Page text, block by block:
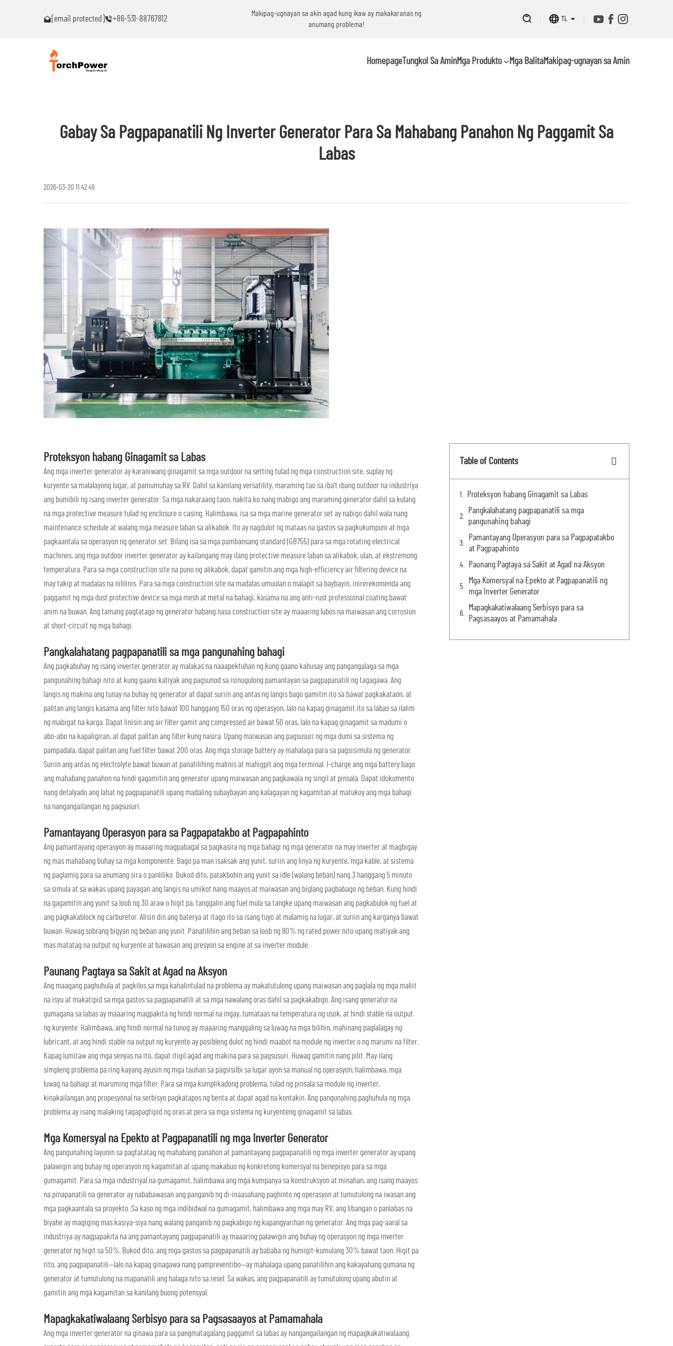
[email protected] +86-531-88767812
Makipag-ugnayan sa akin agad kung ikaw ay makakaranas ng
Makipag-ugnayan sa akin agad kung ikaw ay makakaranas ng
anumang problema!
TL
HomepageTungkol Sa AminMga Produkto Mga BalitaMakipag-ugnayan sa Amin
Gabay Sa Pagpapanatili Ng Inverter Generator Para Sa Mahabang Panahon Ng Paggamit Sa
Labas
2026-03-20 11:42:49
Proteksyon habang Ginagamit sa Labas
Ang mga inverter generator ay karaniwang ginagamit sa mga outdoor na setting tulad ng mga construction site, suplay ng
kuryente sa malalayong lugar, at pamumuhay sa RV. Dahil sa kanilang versatility, maraming tao sa iba't ibang outdoor na industriya
ang bumibili ng isang inverter generator. Sa mga nakaraang taon, nakita ko nang mabigo ang maraming generator dahil sa kulang
na mga protective measure tulad ng enclosure o casing. Halimbawa, isa sa mga marine generator set ay nabigo dahil wala nang
maintenance schedule at walang mga measure laban sa alikabok. Ito ay nagdulot ng mataas na gastos sa pagkukumpuni at mga
pagkaantala sa operasyon ng generator set. Bilang isa sa mga pambansang standard (GB755) para sa mga rotating electrical
machines, ang mga outdoor inverter generator ay kailangang may ilang protective measure laban sa alikabok, ulan, at ekstremong
temperatura. Para sa mga construction site na puno ng alikabok, dapat gamitin ang mga high-efficiency air filtering device na
may takip at madalas na nililinis. Para sa mga construction site na madalas umuulan o malapit sa baybayin, inirerekomenda ang
paggamit ng mga dust protective device sa mga mesh at metal na bahagi, kasama na ang anti-rust professional coating bawat
anim na buwan. Ang tamang pagtatago ng generator habang nasa construction site ay maaaring lubos na maiwasan ang corrosion
at short-circuit ng mga bahagi.
Pangkalahatang pagpapanatili sa mga pangunahing bahagi
Ang pagkabuhay ng isang inverter generator ay malakas na naaapektuhan ng kung gaano kahusay ang pangangalaga sa mga
pangunahing bahagi nito at kung gaano katiyak ang pagsunod sa isinugulong pamantayan sa pagpapanatili ng tagagawa. Ang
langis ng makina ang tunay na buhay ng generator at dapat suriin ang antas ng langis bago gamitin ito sa bawat pagkakataon, at
palitan ang langis kasama ang filter nito bawat 100 hanggang 150 oras ng operasyon, lalo na kapag ginagamit ito sa labas sa ilalim
ng mabigat na karga. Dapat linisin ang air filter gamit ang compressed air bawat 50 oras, lalo na kapag ginagamit sa madumi o
abo-abo na kapaligiran, at dapat palitan ang filter kung nasira. Upang maiwasan ang pagsusuri ng mga dumi sa sistema ng
pampadala, dapat palitan ang fuel filter bawat 200 oras. Ang mga storage battery ay mahalaga para sa pagsisimula ng generator.
Suriin ang antas ng electrolyte bawat buwan at panatilihing malinis at mahigpit ang mga terminal. I-charge ang mga battery bago
ang mahabang panahon na hindi gagamitin ang generator upang maiwasan ang pagkawala ng singil at pinsala. Dapat idokumento
nang detalyado ang lahat ng pagpapanatili upang madaling subaybayan ang kalagayan ng kagamitan at matukoy ang mga bahagi
na nangangailangan ng pagsusuri.
Pamantayang Operasyon para sa Pagpapatakbo at Pagpapahinto
Ang pamantayang operasyon ay maaaring magpabagal sa pagkasira ng mga bahagi ng mga generator na may inverter at magbigay
ng mas mahabang buhay sa mga komponente. Bago pa man isaksak ang yunit, suriin ang linya ng kuryente, mga kable, at sistema
ng paglamig para sa anumang sira o panliliko. Bukod dito, patakbohin ang yunit sa idle (walang beban) nang 3 hanggang 5 minuto
sa simula at sa wakas upang payagan ang langis na umikot nang maayos at maiwasan ang biglang pagbabago ng beban. Kung hindi
na gagamitin ang yunit sa loob ng 30 araw o higit pa, tanggalin ang fuel mula sa tangke upang maiwasan ang pagkabulok ng fuel at
ang pagkakablock ng carburetor. Alisin din ang baterya at itago ito sa isang tuyo at malamig na lugar, at suriin ang karganya bawat
buwan. Huwag sobrang bigyan ng beban ang yunit. Panatilihin ang beban sa loob ng 80% ng rated power nito upang matiyak ang
mas matatag na output ng kuryente at bawasan ang presyon sa engine at sa inverter module.
Paunang Pagtaya sa Sakit at Agad na Aksyon
Ang maagang paghuhula at pagkilos sa mga kahalintulad na problema ay makatutulong upang maiwasan ang paglala ng mga maliit
na isyu at makatipid sa mga gastos sa pagpapanatili at sa mga nawalang oras dahil sa pagkakabigo. Ang isang generator na
gumagana sa labas ay maaaring magpakita ng hindi normal na ingay, tumataas na temperatura ng usok, at hindi stable na output
ng kuryente. Halimbawa, ang hindi normal na tunog ay maaaring manggaling sa luwag na mga bilihin, mahinang paglalagay ng
lubricant, at ang hindi stable na output ng kuryente ay posibleng dulot ng hindi maabot na module ng inverter o ng marumi na filter.
Kapag lumitaw ang mga senyas na ito, dapat itigil agad ang makina para sa pagsusuri. Huwag gamitin nang pilit. May ilang
simpleng problema pa ring kayang ayusin ng mga tauhan sa pagsisilbi sa lugar ayon sa manual ng operasyon; halimbawa, mga
luwag na bahagi at maruming mga filter. Para sa mga kumplikadong problema, tulad ng pinsala sa module ng inverter,
kinakailangan ang propesyonal na serbisyo pagkatapos ng benta at dapat agad na kontakin. Ang pangunahing paghuhula ng mga
problema ay isang malaking tagapagtipid ng oras at pera sa mga sistema ng kuryenteng ginagamit sa labas.
Mga Komersyal na Epekto at Pagpapanatili ng mga Inverter Generator
Ang pangunahing layunin sa pagtatatag ng mahabang panahon at pamantayang pagpapanatili ng mga inverter generator ay upang
palawigin ang buhay ng operasyon ng kagamitan at upang makabuo ng konkretong komersyal na benepisyo para sa mga
gumagamit. Para sa mga industriyal na gumagamit, halimbawa ang mga kumpanya sa konstruksyon at minahan, ang isang maayos
na pinapanatili na generator ay nababawasan ang panganib ng di-inaasahang paghinto ng operasyon at tumutulong na iwasan ang
mga pagkaantala sa proyekto. Sa kaso ng mga indibidwal na gumagamit, halimbawa ang mga may RV, ang libangan o panlabas na
biyahe ay magiging mas kasiya-siya nang walang panganib ng pagkabigo ng kapangyarihan ng generator. Ang mga pag-aaral sa
industriya ay nagpapakita na ang pamantayang pagpapanatili ay maaaring palawigin ang buhay ng operasyon ng mga inverter
generator ng higit sa 50%. Bukod dito, ang mga gastos sa pagpapanatili ay bababa ng humigit-kumulang 30% bawat taon. Higit pa
rito, ang pagpapanatili—lalo na kapag ginagawa nang pampreventibo—ay mahalaga upang panatilihin ang kakayahang gumana ng
generator at tumutulong na mapanatili ang halaga nito sa resel. Sa wakas, ang pagpapanatili ay tumutulong upang abutin at
gamitin ang mga kagamitan sa kanilang buong potensyal.
Mapagkakatiwalaang Serbisyo para sa Pagsasaayos at Pamamahala
Ang mga inverter generator na ginawa para sa pangmatagalang paggamit sa labas ay nangangailangan ng mapagkakatiwalaang
Table of Contents
Proteksyon habang Ginagamit sa Labas
Pangkalahatang pagpapanatili sa mga
pangunahing bahagi
Pamantayang Operasyon para sa Pagpapatakbo
at Pagpapahinto
Paunang Pagtaya sa Sakit at Agad na Aksyon
Mga Komersyal na Epekto at Pagpapanatili ng
mga Inverter Generator
Mapagkakatiwalaang Serbisyo para sa
Pagsasaayos at Pamamahala